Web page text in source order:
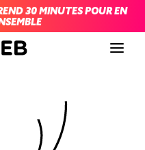
30 MINUTES POUR EN